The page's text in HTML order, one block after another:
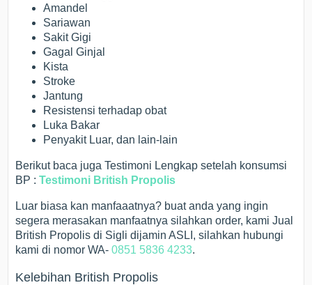
Amandel
Sariawan
Sakit Gigi
Gagal Ginjal
Kista
Stroke
Jantung
Resistensi terhadap obat
Luka Bakar
Penyakit Luar, dan lain-lain
Berikut baca juga Testimoni Lengkap setelah konsumsi
BP :Testimoni British Propolis
Luar biasa kan manfaaatnya? buat anda yang ingin
segera merasakan manfaatnya silahkan order, kami Jual
British Propolis di Sigli dijamin ASLI, silahkan hubungi
kami di nomor WA-0851 5836 4233.
Kelebihan British Propolis